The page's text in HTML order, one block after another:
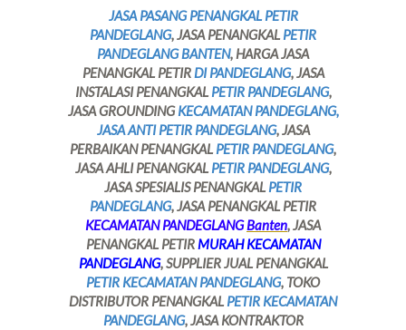
JASA PASANG PENANGKAL PETIR
PANDEGLANG, JASA PENANGKAL PETIR
PANDEGLANG BANTEN, HARGA JASA
PENANGKAL PETIRDI PANDEGLANG, JASA
INSTALASI PENANGKAL PETIR PANDEGLANG,
JASA GROUNDINGKECAMATAN PANDEGLANG,
JASA ANTI PETIR PANDEGLANG, JASA
PERBAIKAN PENANGKAL PETIR PANDEGLANG,
JASA AHLI PENANGKAL PETIR PANDEGLANG,
JASA SPESIALIS PENANGKAL PETIR
PANDEGLANG, JASA PENANGKAL PETIR
KECAMATAN PANDEGLANGBanten, JASA
PENANGKAL PETIRMURAH KECAMATAN
PANDEGLANG, SUPPLIER JUAL PENANGKAL
PETIR KECAMATAN PANDEGLANG, TOKO
DISTRIBUTOR PENANGKAL PETIR KECAMATAN
PANDEGLANG, JASA KONTRAKTOR